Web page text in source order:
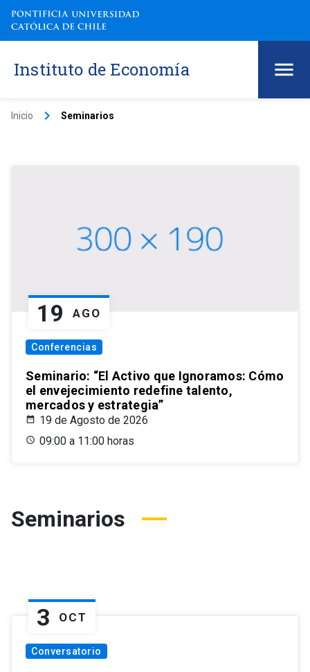
Instituto de Economía
Inicio keyboard_arrow_right Seminarios
19 AGO
Conferencias
Seminario: “El Activo que Ignoramos: Cómo
el envejecimiento redefine talento,
mercados y estrategia”
19 de Agosto de 2026
09:00 a 11:00 horas
Seminarios
3 OCT
Conversatorio